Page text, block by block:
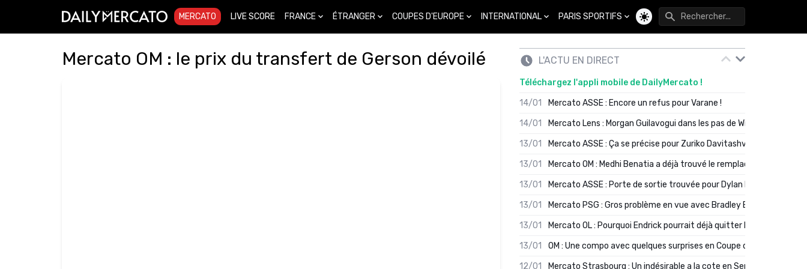
MERCATO LIVE SCORE FRANCE ÉTRANGER COUPES D'EUROPE INTERNATIONAL PARIS SPORTIFS
Changer de thème
Mercato OM : le prix du transfert de Gerson dévoilé L'ACTU EN DIRECT
Téléchargez l'appli mobile de DailyMercato !
14/01
Mercato ASSE : Encore un refus pour Varane !
14/01
Mercato Lens : Morgan Guilavogui dans les pas de Will Still ?
13/01
Mercato ASSE : Ça se précise pour Zuriko Davitashvili
13/01
Mercato OM : Medhi Benatia a déjà trouvé le remplaçant de Robinio
13/01
Mercato ASSE : Porte de sortie trouvée pour Dylan Batubinsika
13/01
Mercato PSG : Gros problème en vue avec Bradley Barcola ?
13/01
Mercato OL : Pourquoi Endrick pourrait déjà quitter Lyon en janvier
13/01
OM : Une compo avec quelques surprises en Coupe de France
12/01
Mercato Strasbourg : Un indésirable a la cote en Serie A